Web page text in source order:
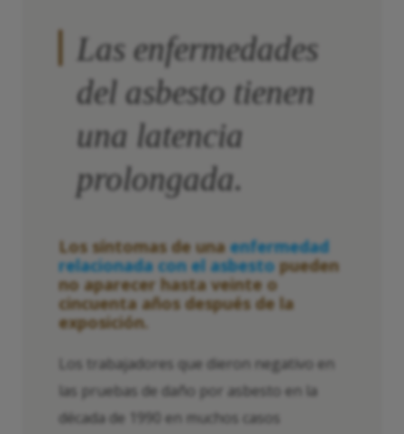
Las enfermedades
del asbesto tienen
una latencia
prolongada.
Los síntomas de una enfermedad
relacionada con el asbesto pueden
no aparecer hasta veinte o
cincuenta años después de la
exposición.
Los trabajadores que dieron negativo en
las pruebas de daño por asbesto en la
década de 1990 en muchos casos